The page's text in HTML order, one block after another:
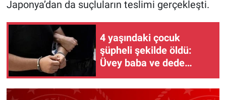
Japonya’dan da suçluların teslimi gerçekleşti.
4 yaşındaki çocuk
şüpheli şekilde öldü:
Üvey baba ve dede